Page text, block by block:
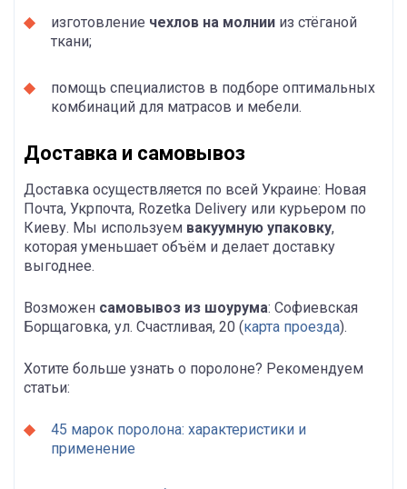
изготовление чехлов на молнии из стёганой
ткани;
помощь специалистов в подборе оптимальных
комбинаций для матрасов и мебели.
Доставка и самовывоз
Доставка осуществляется по всей Украине: Новая
Почта, Укрпочта, Rozetka Delivery или курьером по
Киеву. Мы используем вакуумную упаковку,
которая уменьшает объём и делает доставку
выгоднее.
Возможен самовывоз из шоурума: Софиевская
Борщаговка, ул. Счастливая, 20 (карта проезда).
Хотите больше узнать о поролоне? Рекомендуем
статьи:
45 марок поролона: характеристики и
применение